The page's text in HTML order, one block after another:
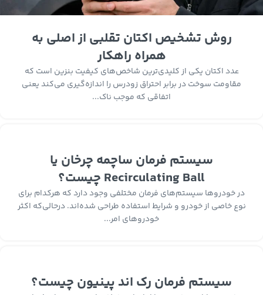
روش تشخیص اکتان تقلبی از اصلی به
همراه راهکار
عدد اکتان یکی از کلیدی‌ترین شاخص‌های کیفیت بنزین است که
مقاومت سوخت در برابر احتراق زودرس را اندازه‌گیری می‌کند یعنی
اتفاقی که موجب ناک...
سیستم فرمان ساچمه چرخان یا
Recirculating Ball چیست؟
در خودروها سیستم‌های فرمان مختلفی وجود دارد که هرکدام برای
نوع خاصی از خودرو و شرایط استفاده طراحی شده‌اند. درحالی‌که اکثر
خودروهای امر...
سیستم فرمان رک اند پینیون چیست؟